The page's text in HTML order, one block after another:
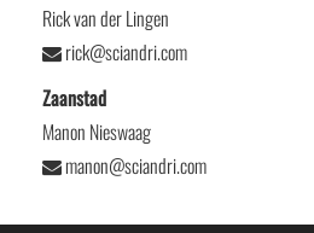
Rick van der Lingen
rick@sciandri.com
Zaanstad
Manon Nieswaag
manon@sciandri.com